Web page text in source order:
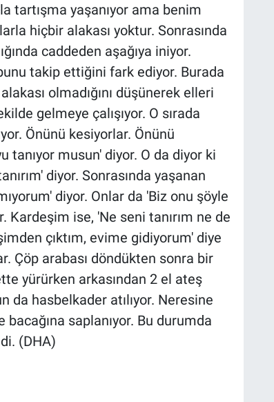
tartışma yaşanıyor ama benim
hiçbir alakası yoktur. Sonrasında
caddeden aşağıya iniyor.
takip ettiğini fark ediyor. Burada
olmadığını düşünerek elleri
gelmeye çalışıyor. O sırada
Önünü kesiyorlar. Önünü
tanıyor musun' diyor. O da diyor ki
diyor. Sonrasında yaşanan
diyor. Onlar da 'Biz onu şöyle
Kardeşim ise, 'Ne seni tanırım ne de
çıktım, evime gidiyorum' diye
Çöp arabası döndükten sonra bir
yürürken arkasından 2 el ateş
da hasbelkader atılıyor. Neresine
saplanıyor. Bu durumda
(DHA)